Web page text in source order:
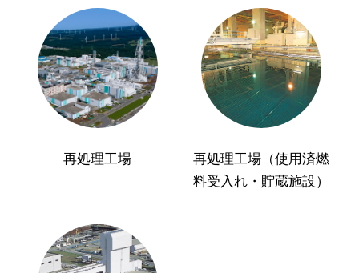
再処理工場
再処理工場（使用済燃
料受入れ・貯蔵施設）